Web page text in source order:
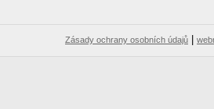
Zásady ochrany osobních údajů